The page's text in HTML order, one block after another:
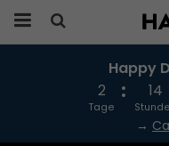
Das Produkt
Happy
2
Tage
14
→